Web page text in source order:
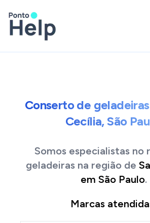
Conserto de
Cecília, São
Somos especialistas no
geladeiras na região de
em São Paulo.
Marcas